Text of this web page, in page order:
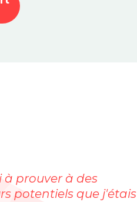
à prouver à des
potentiels que j'étais